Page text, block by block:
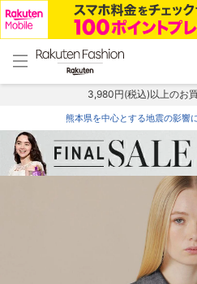
menu home
トップ
3,980円(税込)以上のお
熊本県を中心とする地震の影響